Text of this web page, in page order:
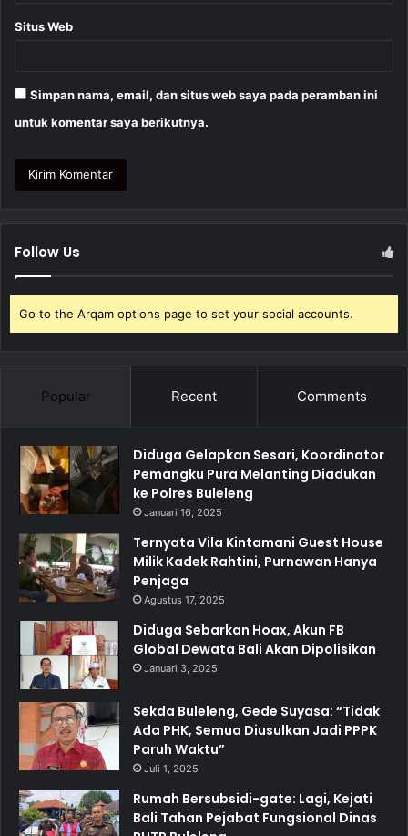
Situs Web
Simpan nama, email, dan situs web saya pada peramban ini
untuk komentar saya berikutnya.
Follow Us
Go to the Arqam options page to set your social accounts.
Popular Recent Comments
Diduga Gelapkan Sesari, Koordinator
Pemangku Pura Melanting Diadukan
ke Polres Buleleng
Januari 16, 2025
Ternyata Vila Kintamani Guest House
Milik Kadek Rahtini, Purnawan Hanya
Penjaga
Agustus 17, 2025
Diduga Sebarkan Hoax, Akun FB
Global Dewata Bali Akan Dipolisikan
Januari 3, 2025
Sekda Buleleng, Gede Suyasa: “Tidak
Ada PHK, Semua Diusulkan Jadi PPPK
Paruh Waktu”
Juli 1, 2025
Rumah Bersubsidi-gate: Lagi, Kejati
Bali Tahan Pejabat Fungsional Dinas